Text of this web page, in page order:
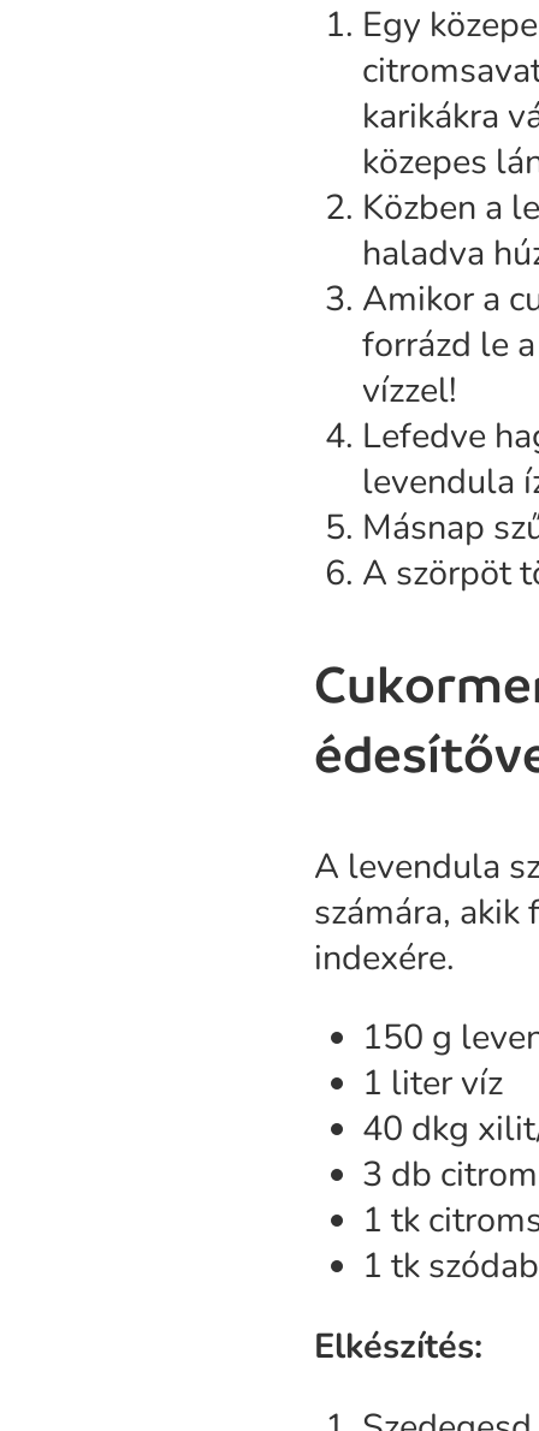
Egy
karikákra
közepes
Közben a
haladva
Amikor a
forrázd le
vízzel!
Lefedve
levendula
Másnap
A szörpöt
A levendula
számára,
indexére.
150 g
1 liter víz
40 dkg
3 db citrom
1 tk
1 tk
Elkészítés: